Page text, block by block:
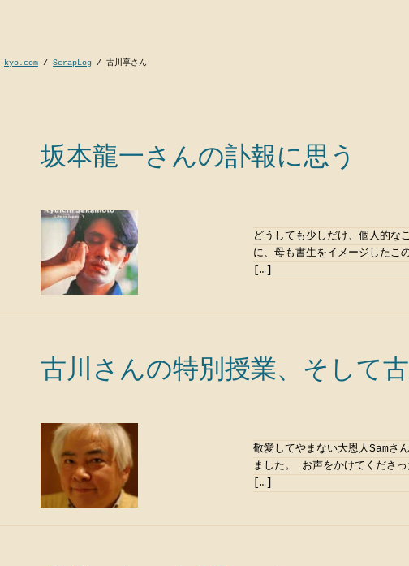
kyo.com / ScrapLog / 古川享さん
坂本龍一さんの訃報に思う
どうしても少しだけ、個人的
に、母も書生をイメージしたこ
[…]
古川さんの特別授業、そして
敬愛してやまない大恩人Samさ
ました。 お声をかけてくださ
[…]